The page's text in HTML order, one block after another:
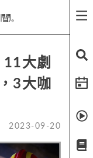
大劇
3大咖
2023-09-20